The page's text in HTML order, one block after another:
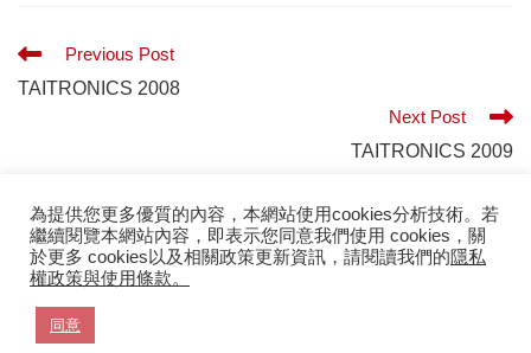
Previous Post
TAITRONICS 2008
Next Post
TAITRONICS 2009
Copyright © 2025 东莞冠坤电子有限公司(Su’scon) All Rights
為提供您更多優質的內容，本網站使用cookies分析技術。若
繼續閱覽本網站內容，即表示您同意我們使用 cookies，關
於更多 cookies以及相關政策更新資訊，請閱讀我們的隱私
權政策與使用條款。
同意